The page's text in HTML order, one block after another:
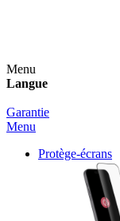
Menu
Langue
Garantie
Menu
Protège-écrans